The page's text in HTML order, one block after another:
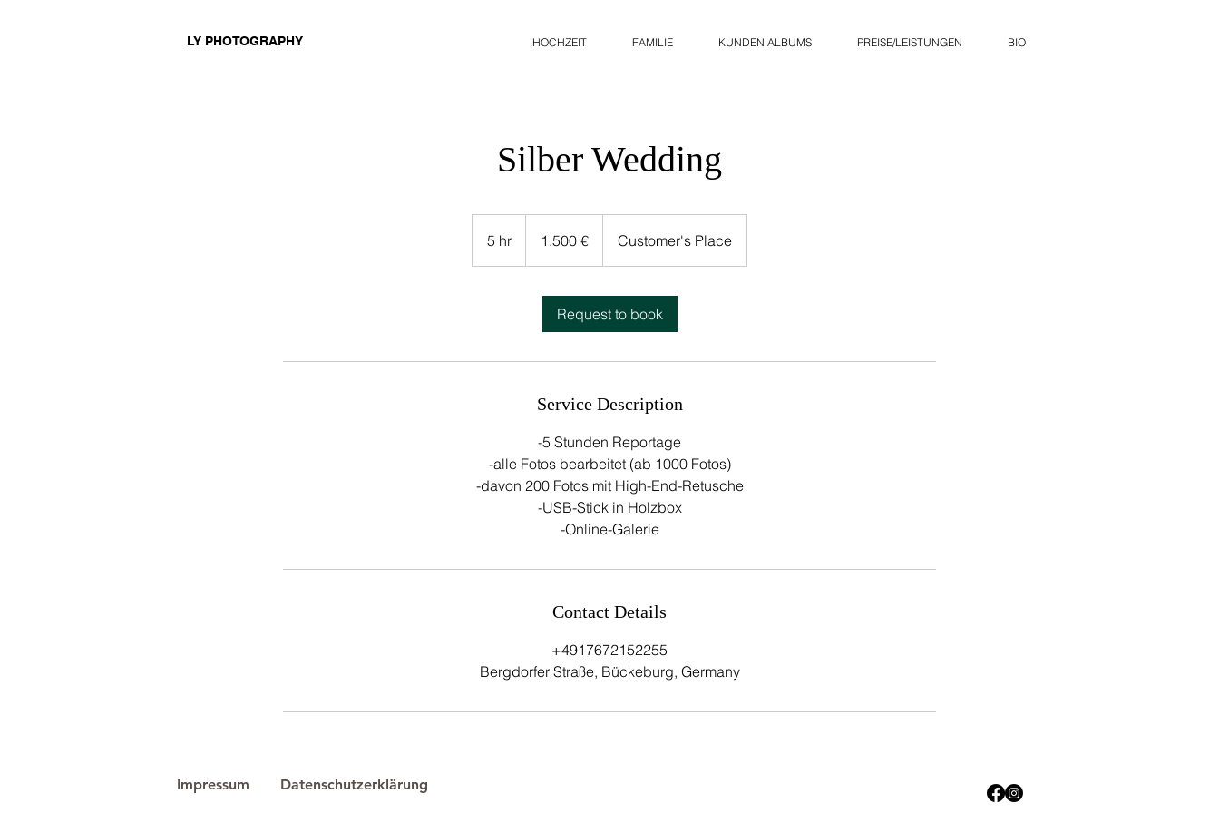
LY PHOTOGRAPHY HOCHZEIT FAMILIE KUNDEN ALBUMS PREISE/LEISTUNGEN BIO
Silber Wedding
5 hr
h
1.500 € Customer's Place
Request to book
Service Description
-5 Stunden Reportage
-alle Fotos bearbeitet (ab 1000 Fotos)
-davon 200 Fotos mit High-End-Retusche
-USB-Stick in Holzbox
-Online-Galerie
Contact Details
+4917672152255
Bergdorfer Straße, Bückeburg, Germany
Impressum Datenschutzerklärung